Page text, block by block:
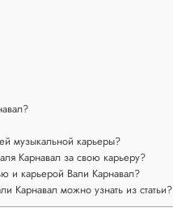
музыкальной карьеры?
Карнавал за свою карьеру?
и карьерой Вали Карнавал?
Карнавал можно узнать из статьи?